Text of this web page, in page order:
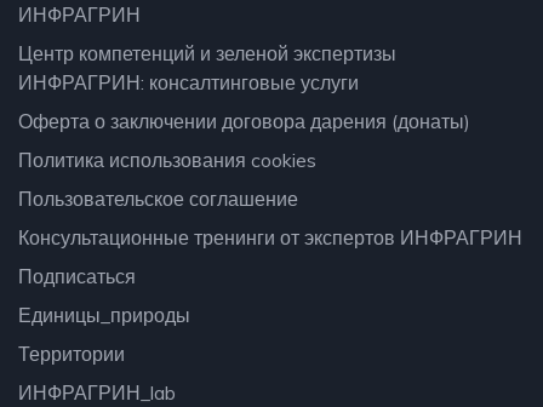
ИНФРАГРИН
Центр компетенций и зеленой экспертизы
ИНФРАГРИН: консалтинговые услуги
Оферта о заключении договора дарения (донаты)
Политика использования cookies
Пользовательское соглашение
Консультационные тренинги от экспертов ИНФРАГРИН
Подписаться
Единицы_природы
Территории
ИНФРАГРИН_lab